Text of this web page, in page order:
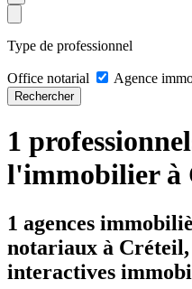
Type de professionnel
Office notarial Agence
Rechercher
1
l'immobilier à
1 agences
notariaux à Créteil,
interactives